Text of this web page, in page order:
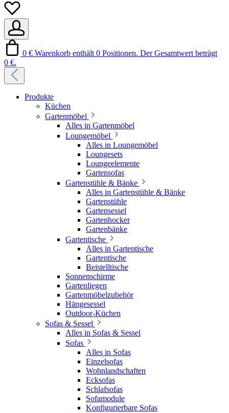
0 € Warenkorb enthält 0 Positionen. Der Gesamtwert beträgt
0 €.
Produkte
Küchen
Gartenmöbel
Alles in Gartenmöbel
Loungemöbel
Alles in Loungemöbel
Loungesets
Loungeelemente
Gartensofas
Gartenstühle & Bänke
Alles in Gartenstühle & Bänke
Gartenstühle
Gartensessel
Gartenhocker
Gartenbänke
Gartentische
Alles in Gartentische
Gartentische
Beistelltische
Sonnenschirme
Gartenliegen
Gartenmöbelzubehör
Hängesessel
Outdoor-Küchen
Sofas & Sessel
Alles in Sofas & Sessel
Sofas
Alles in Sofas
Einzelsofas
Wohnlandschaften
Ecksofas
Schlafsofas
Sofamodule
Konfigurierbare Sofas